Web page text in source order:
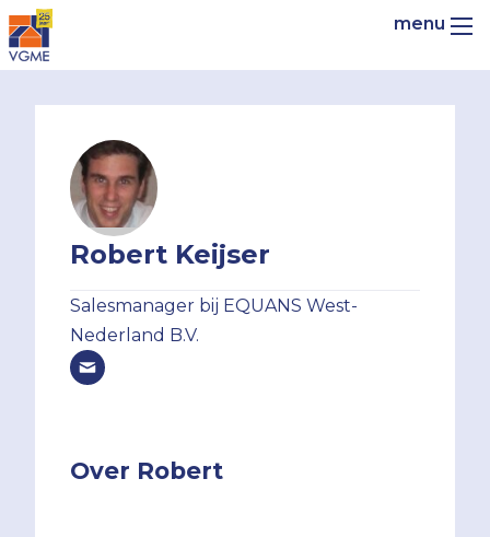
Robert Keijser
Salesmanager bij EQUANS West-
Nederland B.V.
Over Robert